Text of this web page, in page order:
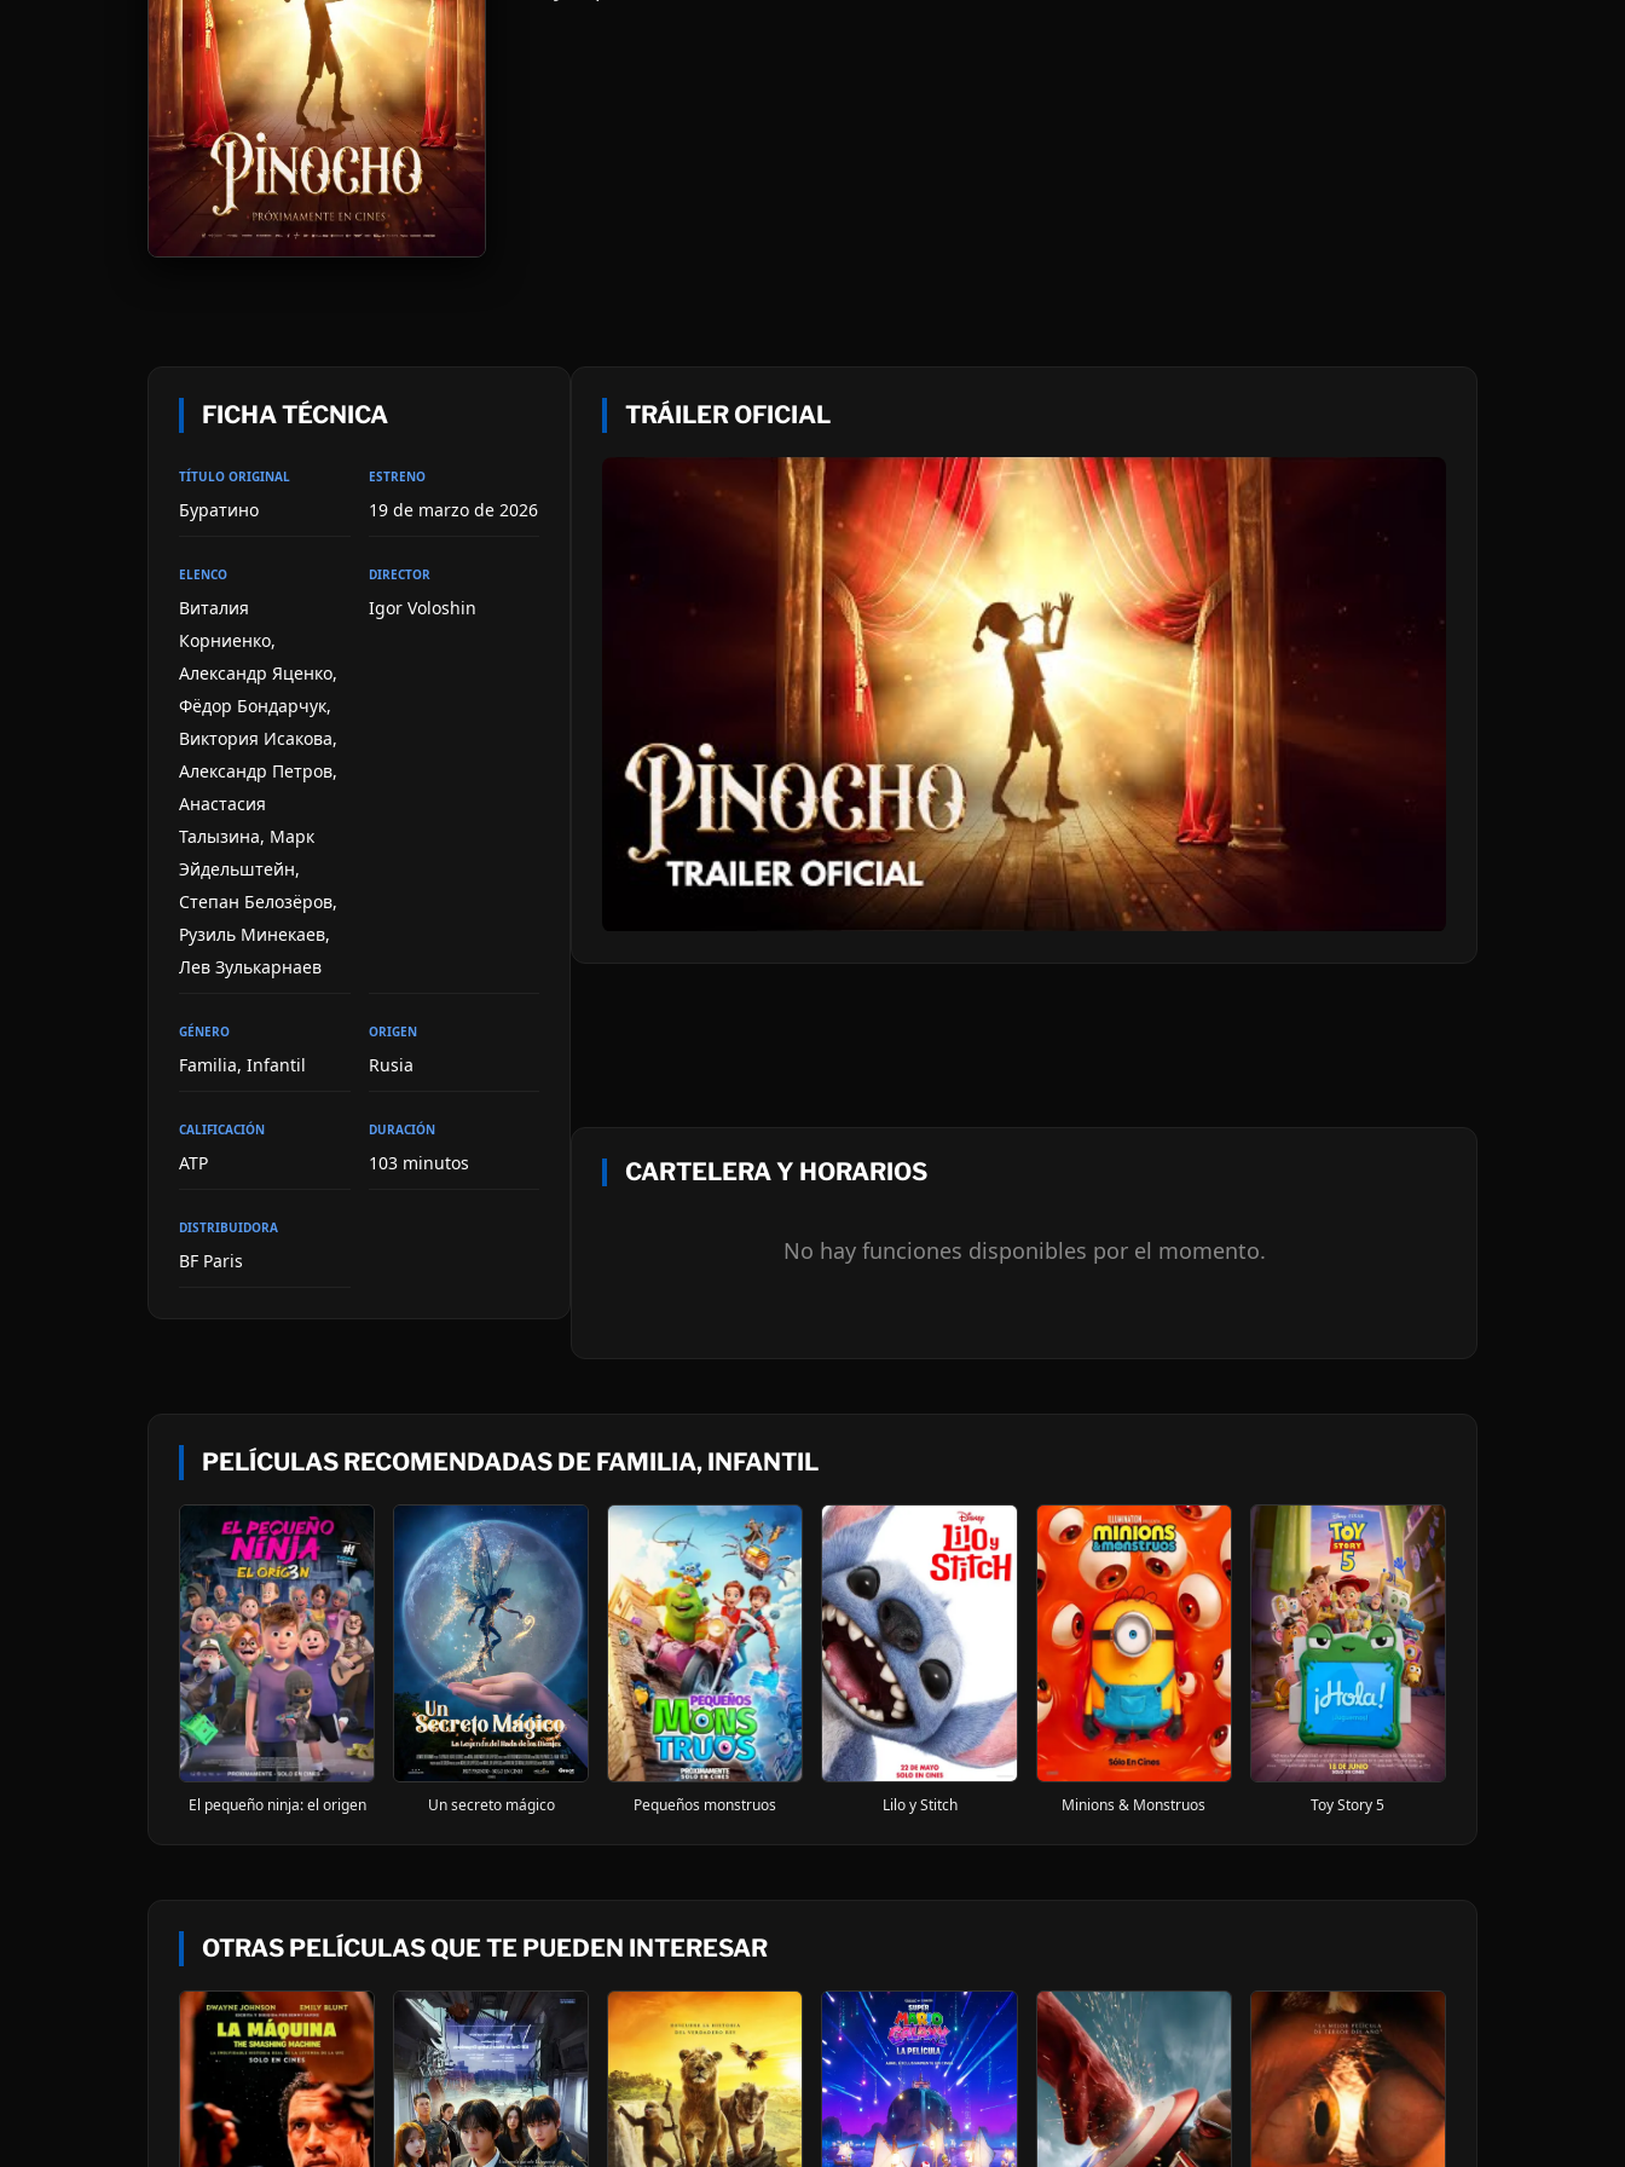
FICHA TÉCNICA
TÍTULO ORIGINAL
Буратино
ESTRENO
19 de marzo de 2026
ELENCO
Виталия
Корниенко,
Александр Яценко,
Фёдор Бондарчук,
Виктория Исакова,
Александр Петров,
Анастасия
Талызина, Марк
Эйдельштейн,
Степан Белозёров,
Рузиль Минекаев,
Лев Зулькарнаев
DIRECTOR
Igor Voloshin
GÉNERO
Familia, Infantil
ORIGEN
Rusia
CALIFICACIÓN
ATP
DURACIÓN
103 minutos
DISTRIBUIDORA
BF Paris
TRÁILER OFICIAL
CARTELERA Y HORARIOS
No hay funciones disponibles por el momento.
PELÍCULAS RECOMENDADAS DE FAMILIA, INFANTIL
El pequeño ninja: el origen Un secreto mágico Pequeños monstruos Lilo y Stitch Minions & Monstruos Toy Story 5
OTRAS PELÍCULAS QUE TE PUEDEN INTERESAR